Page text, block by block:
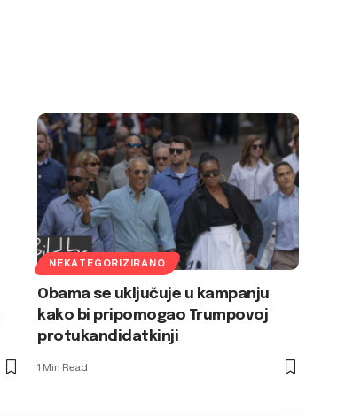
NEKATEGORIZIRANO
Obama se uključuje u kampanju
kako bi pripomogao Trumpovoj
protukandidatkinji
1 Min Read